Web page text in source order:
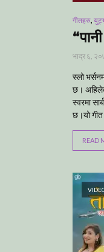
गीतहरु,
भाद्र ६,
स्लो
छ।
स्वरमा
छ।यो
READ